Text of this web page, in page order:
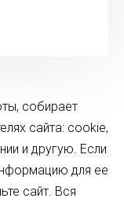
собирает
сайта: cookie,
и другую. Если
для ее
сайт. Вся